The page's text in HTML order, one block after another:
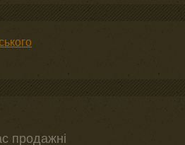
продажні